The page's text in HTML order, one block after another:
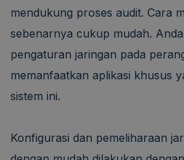
mendukung proses audit. Cara
sebenarnya cukup mudah.
pengaturan jaringan pada
memanfaatkan aplikasi khusus
sistem ini.
Konfigurasi dan pemeliharaan